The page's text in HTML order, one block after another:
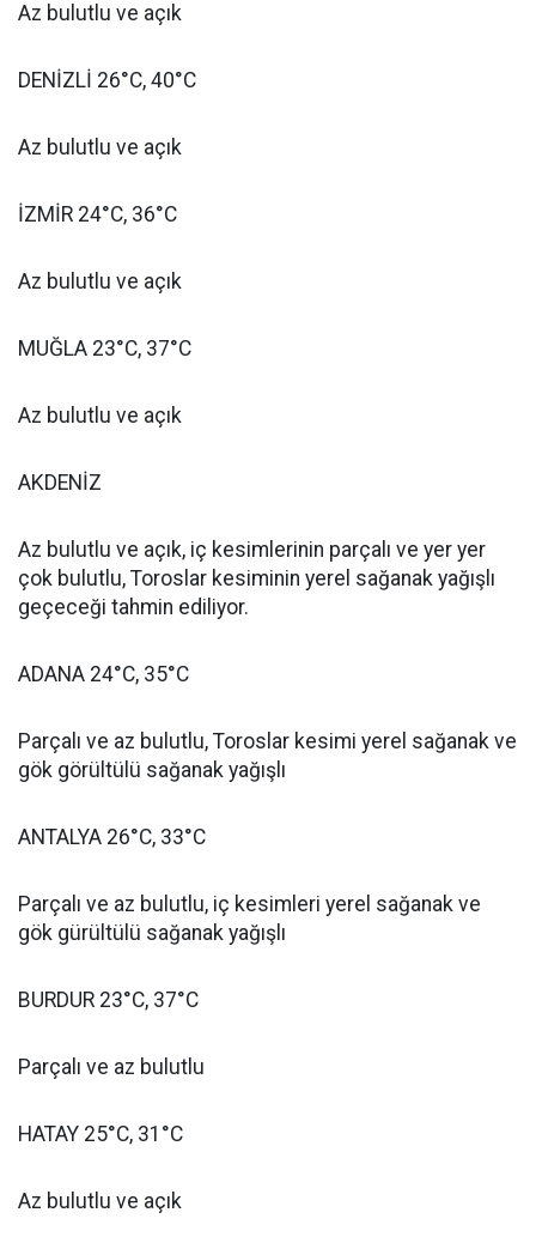
Az bulutlu ve açık
DENİZLİ 26°C, 40°C
Az bulutlu ve açık
İZMİR 24°C, 36°C
Az bulutlu ve açık
MUĞLA 23°C, 37°C
Az bulutlu ve açık
AKDENİZ
Az bulutlu ve açık, iç kesimlerinin parçalı ve yer yer
çok bulutlu, Toroslar kesiminin yerel sağanak yağışlı
geçeceği tahmin ediliyor.
ADANA 24°C, 35°C
Parçalı ve az bulutlu, Toroslar kesimi yerel sağanak ve
gök görültülü sağanak yağışlı
ANTALYA 26°C, 33°C
Parçalı ve az bulutlu, iç kesimleri yerel sağanak ve
gök gürültülü sağanak yağışlı
BURDUR 23°C, 37°C
Parçalı ve az bulutlu
HATAY 25°C, 31°C
Az bulutlu ve açık